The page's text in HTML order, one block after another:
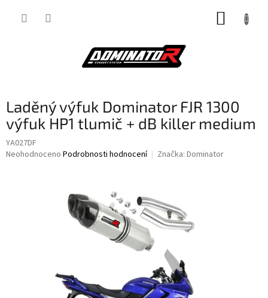
Laděný výfuk Dominator FJR 1300
výfuk HP1 tlumič + dB killer medium
YA027DF
Průměrné
Neohodnoceno Podrobnosti hodnocení Značka: Dominator